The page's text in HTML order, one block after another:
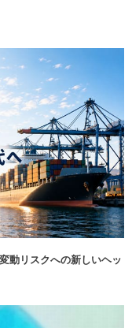
動リスクへの新しいヘッ